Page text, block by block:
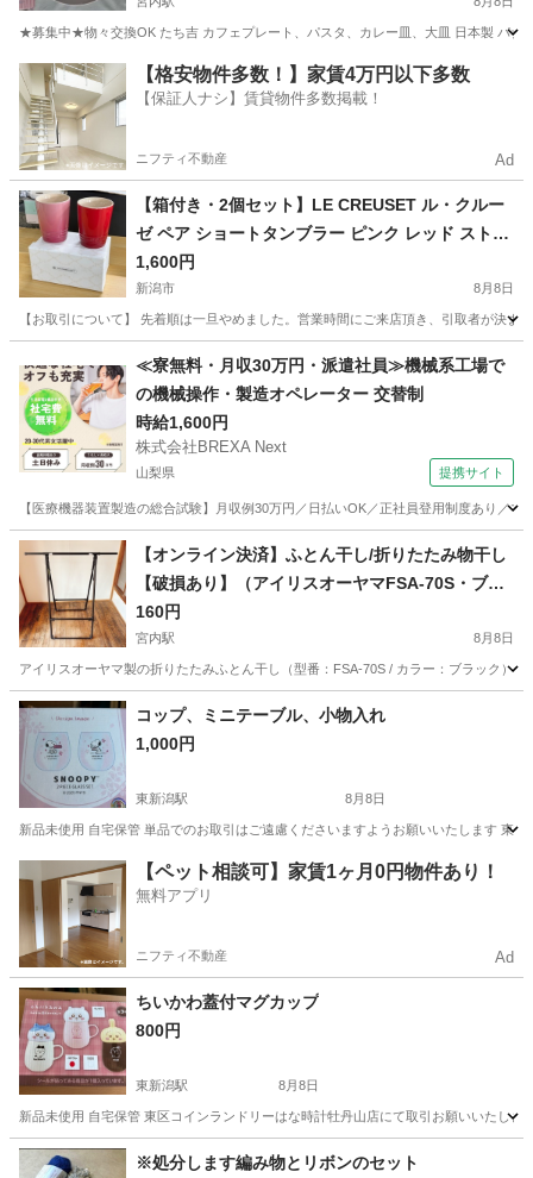
★募集中★物々交換OK たち吉 カフェプレート、パスタ、カレー皿、大皿 日本製 パナ
新潟 長岡市 宮内駅 食器 たち吉
【格安物件多数！】家賃4万円以下多数
【保証人ナシ】賃貸物件多数掲載！
ニフティ不動産 Ad
【箱付き・2個セット】LE CREUSET ル・クルー
ゼ ペア ショートタンブラー ピンク レッド ストー
ンウェア 陶器 コップ カップ 食器 ペア食器 ギフト
1,600円
新潟市 8月8日
【お取引について】 先着順は一旦やめました。営業時間にご来店頂き、引取者が決
食器
≪寮無料・月収30万円・派遣社員≫機械系工場で
の機械操作・製造オペレーター 交替制
時給1,600円
株式会社BREXA Next
山梨県 提携サイト
【医療機器装置製造の総合試験】月収例30万円／日払いOK／正社員登用制度あり
山梨 その他
【オンライン決済】ふとん干し/折りたたみ物干し
【破損あり】（アイリスオーヤマFSA-70S・ブラ
ック）
160円
宮内駅 8月8日
アイリスオーヤマ製の折りたたみふとん干し（型番：FSA-70S / カラー：ブラック）
新潟 長岡市 宮内駅 アイリスオーヤマ
コップ、ミニテーブル、小物入れ
1,000円
東新潟駅 8月8日
新品未使用 自宅保管 単品でのお取引はご遠慮くださいますようお願いいたします 東
新潟市 東新潟駅 食器
【ペット相談可】家賃1ヶ月0円物件あり！
無料アプリ
ニフティ不動産 Ad
ちいかわ蓋付マグカップ
800円
東新潟駅 8月8日
新品未使用 自宅保管 東区コインランドリーはな時計牡丹山店にて取引お願いいたしま
新潟 新潟市 東新潟駅 食器 ちい
※処分します編み物とリボンのセット